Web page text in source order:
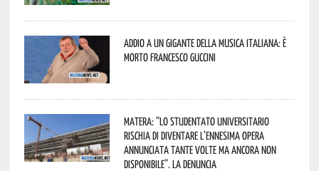
Addio a un gigante della musica italiana: è
morto Francesco Guccini
Matera: “Lo studentato universitario
rischia di diventare l’ennesima opera
annunciata tante volte ma ancora non
disponibile”. La denuncia